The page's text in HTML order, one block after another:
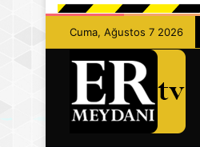
Cuma, Ağustos 7 2026